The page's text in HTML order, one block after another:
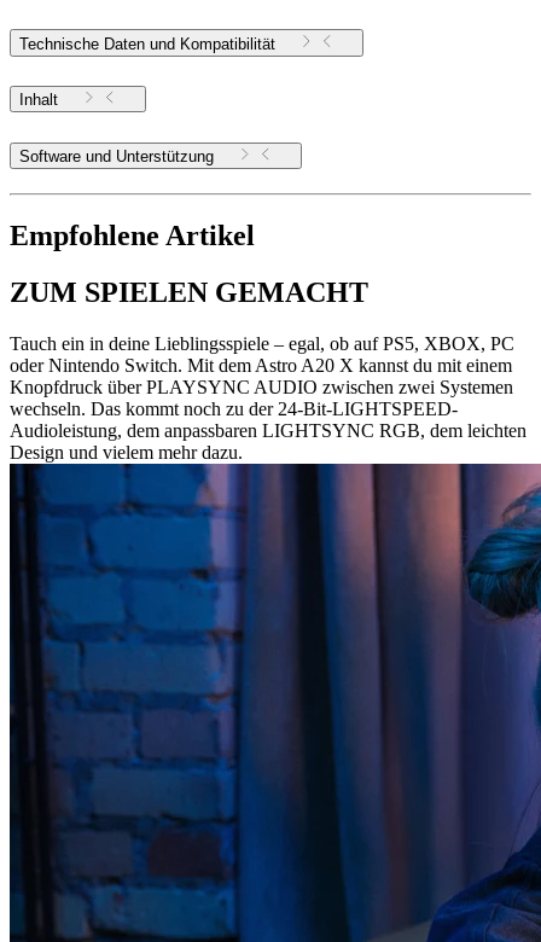
Technische Daten und Kompatibilität
Inhalt
Software und Unterstützung
Empfohlene Artikel
ZUM SPIELEN GEMACHT
Tauch ein in deine Lieblingsspiele – egal, ob auf PS5, XBOX, PC
oder Nintendo Switch. Mit dem Astro A20 X kannst du mit einem
Knopfdruck über PLAYSYNC AUDIO zwischen zwei Systemen
wechseln. Das kommt noch zu der 24-Bit-LIGHTSPEED-
Audioleistung, dem anpassbaren LIGHTSYNC RGB, dem leichten
Design und vielem mehr dazu.